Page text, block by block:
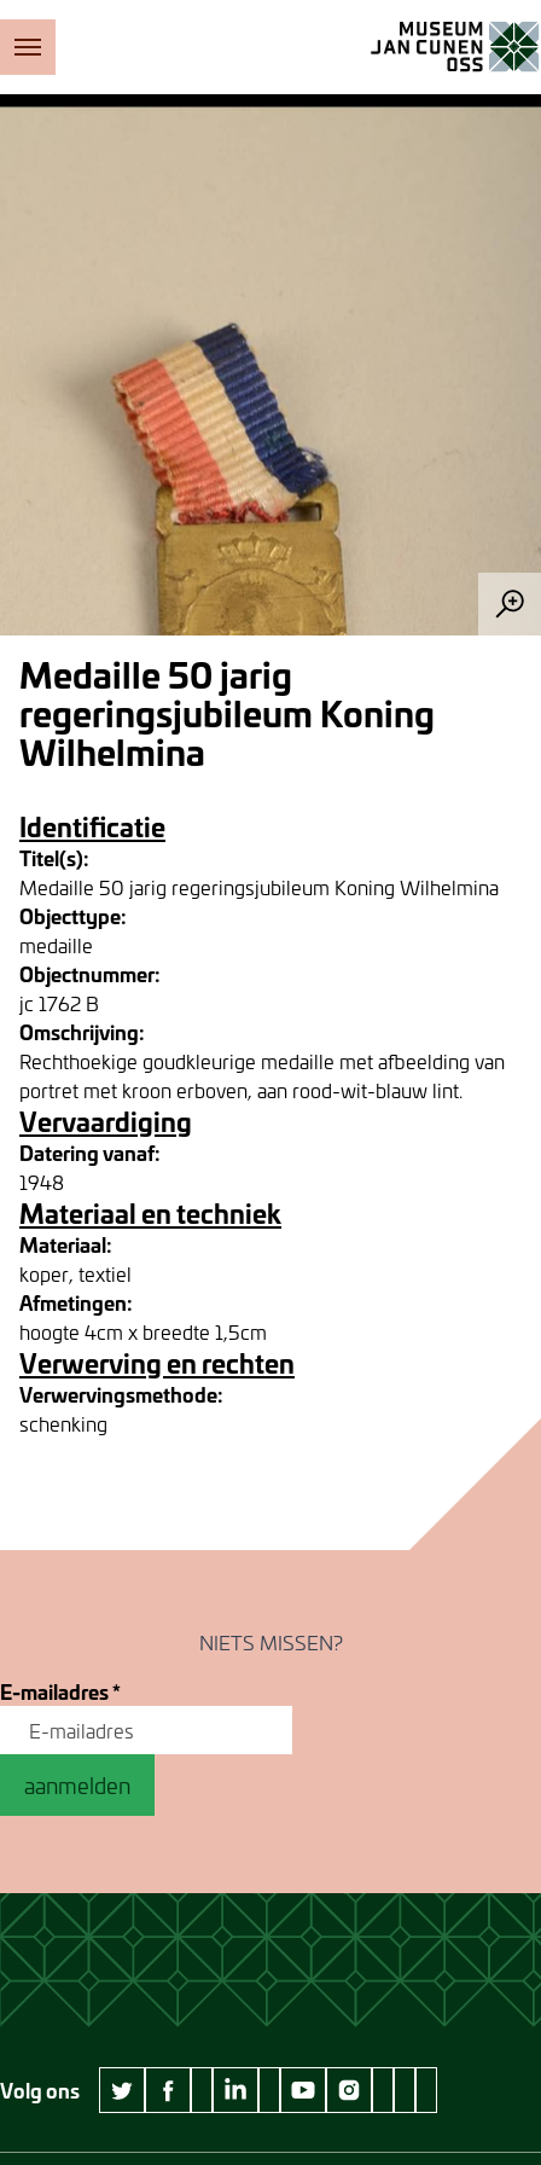
Medaille 50 jarig
regeringsjubileum Koning
Wilhelmina
Identificatie
Titel(s):
Medaille 50 jarig regeringsjubileum Koning Wilhelmina
Objecttype:
medaille
Objectnummer:
jc 1762 B
Omschrijving:
Rechthoekige goudkleurige medaille met afbeelding van
portret met kroon erboven, aan rood-wit-blauw lint.
Vervaardiging
Datering vanaf:
1948
Materiaal en techniek
Materiaal:
koper, textiel
Afmetingen:
hoogte 4cm x breedte 1,5cm
Verwerving en rechten
Verwervingsmethode:
schenking
NIETS MISSEN?
E-mailadres*
aanmelden
Volg ons
twitter Museum Jan Cunen
facebook Museum Jan Cunen
wikipedia Museum Jan Cunen
linkedin Museum Jan Cunen
googleplus Museum Jan Cunen
youtube Museum Jan Cunen
instagram Museum